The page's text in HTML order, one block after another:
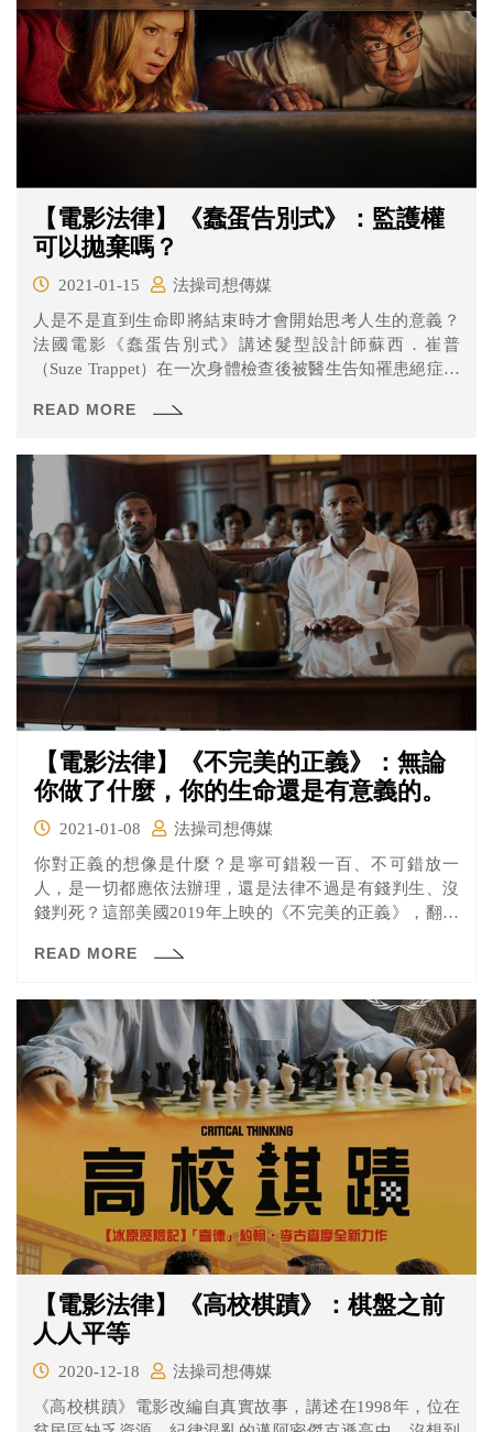
【電影法律】《蠢蛋告別式》：監護權
可以拋棄嗎？
2021-01-15
法操司想傳媒
人是不是直到生命即將結束時才會開始思考人生的意義？
法國電影《蠢蛋告別式》講述髮型設計師蘇西．崔普
（Suze Trappet）在一次身體檢查後被醫生告知罹患絕症、
子，在人生的最後留下最後的足跡、不抱遺憾。
READ MORE
【電影法律】《不完美的正義》：無論
你做了什麼，你的生命還是有意義的。
2021-01-08
法操司想傳媒
你對正義的想像是什麼？是寧可錯殺一百、不可錯放一
人，是一切都應依法辦理，還是法律不過是有錢判生、沒
錢判死？這部美國2019年上映的《不完美的正義》，翻拍
（Bryan Stevenson）著作，故事描述1987年阿拉巴馬州一
證據充滿破綻，他必須在死刑執行前想辦法拯救華特無辜
的性命。
READ MORE
【電影法律】《高校棋蹟》：棋盤之前
人人平等
2020-12-18
法操司想傳媒
《高校棋蹟》電影改編自真實故事，講述在1998年，位在